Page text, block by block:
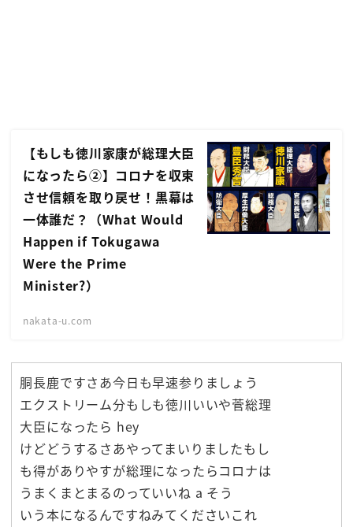
【もしも徳川家康が総理大臣
になったら②】コロナを収束
させ信頼を取り戻せ！黒幕は
一体誰だ？（What Would
Happen if Tokugawa
Were the Prime
Minister?）
nakata-u.com
胴長鹿ですさあ今日も早速参りましょう
エクストリーム分もしも徳川いいや菅総理
大臣になったら hey
けどどうするさあやってまいりましたもし
も得がありやすが総理になったらコロナは
うまくまとまるのっていいね a そう
いう本になるんですねみてくださいこれ